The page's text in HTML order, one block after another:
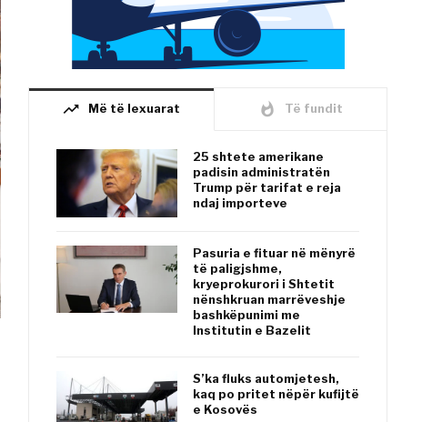
trending_up Më të lexuarat whatshot Të fundit
25 shtete amerikane
padisin administratën
Trump për tarifat e reja
ndaj importeve
Pasuria e fituar në mënyrë
të paligjshme,
kryeprokurori i Shtetit
nënshkruan marrëveshje
bashkëpunimi me
Institutin e Bazelit
S’ka fluks automjetesh,
kaq po pritet nëpër kufijtë
e Kosovës